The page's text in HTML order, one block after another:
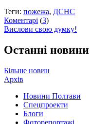
Теги: пожежа, ДСНС
Коментарі (3)
Вислови свою думку!
Останні новини
Більше новин
Архів
Новини Полтави
Спецпроекти
Блоги
Фоторепортажі